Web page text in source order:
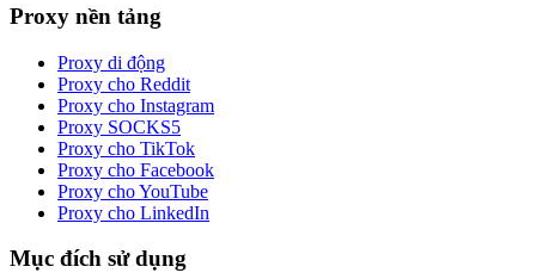
Proxy nền tảng
Proxy di động
Proxy cho Reddit
Proxy cho Instagram
Proxy SOCKS5
Proxy cho TikTok
Proxy cho Facebook
Proxy cho YouTube
Proxy cho LinkedIn
Mục đích sử dụng